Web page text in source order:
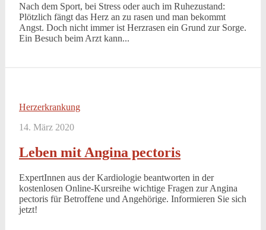
Nach dem Sport, bei Stress oder auch im Ruhezustand:
Plötzlich fängt das Herz an zu rasen und man bekommt
Angst. Doch nicht immer ist Herzrasen ein Grund zur Sorge.
Ein Besuch beim Arzt kann...
Herzerkrankung
14. März 2020
Leben mit Angina pectoris
ExpertInnen aus der Kardiologie beantworten in der
kostenlosen Online-Kursreihe wichtige Fragen zur Angina
pectoris für Betroffene und Angehörige. Informieren Sie sich
jetzt!